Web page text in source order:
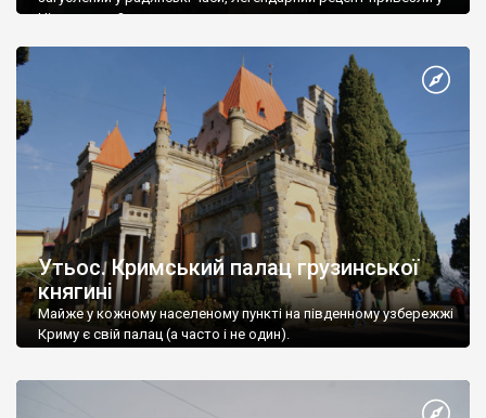
Ніжин греки?
Утьос. Кримський палац грузинської
княгині
Майже у кожному населеному пункті на південному узбережжі
Криму є свій палац (а часто і не один).